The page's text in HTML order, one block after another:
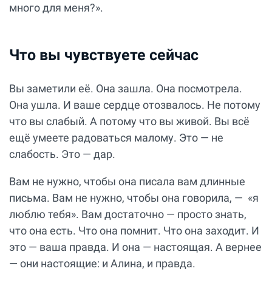
много для меня?».
Что вы чувствуете сейчас
Вы заметили её. Она зашла. Она посмотрела.
Она ушла. И ваше сердце отозвалось. Не потому
что вы слабый. А потому что вы живой. Вы всё
ещё умеете радоваться малому. Это — не
слабость. Это — дар.
Вам не нужно, чтобы она писала вам длинные
письма. Вам не нужно, чтобы она говорила, — «я
люблю тебя». Вам достаточно — просто знать,
что она есть. Что она помнит. Что она заходит. И
это — ваша правда. И она — настоящая. А вернее
— они настоящие: и Алина, и правда.